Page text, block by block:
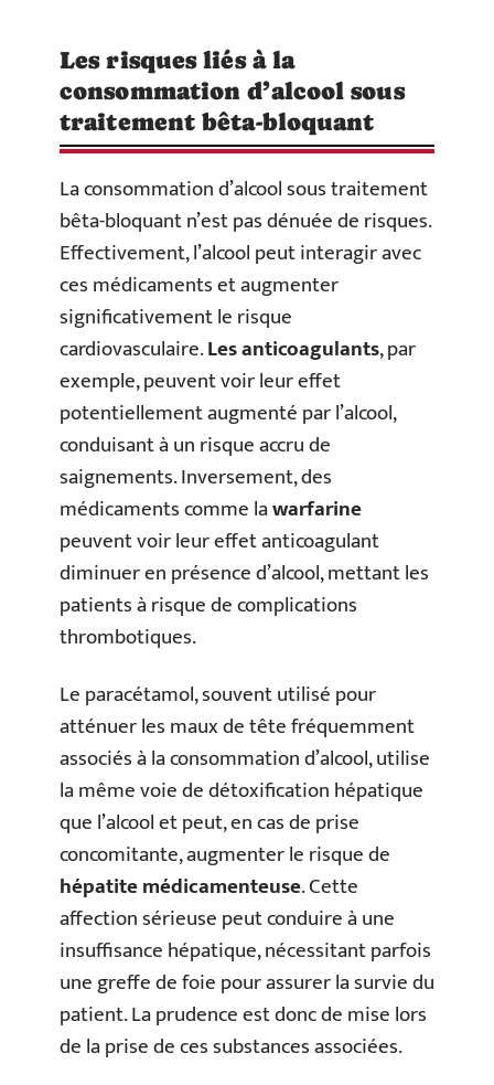
Les risques liés à la
consommation d’alcool sous
traitement bêta-bloquant
La consommation d’alcool sous traitement
bêta-bloquant n’est pas dénuée de risques.
Effectivement, l’alcool peut interagir avec
ces médicaments et augmenter
significativement le risque
cardiovasculaire.Les anticoagulants, par
exemple, peuvent voir leur effet
potentiellement augmenté par l’alcool,
conduisant à un risque accru de
saignements. Inversement, des
médicaments comme lawarfarine
peuvent voir leur effet anticoagulant
diminuer en présence d’alcool, mettant les
patients à risque de complications
thrombotiques.
Le paracétamol, souvent utilisé pour
atténuer les maux de tête fréquemment
associés à la consommation d’alcool, utilise
la même voie de détoxification hépatique
que l’alcool et peut, en cas de prise
concomitante, augmenter le risque de
hépatite médicamenteuse. Cette
affection sérieuse peut conduire à une
insuffisance hépatique, nécessitant parfois
une greffe de foie pour assurer la survie du
patient. La prudence est donc de mise lors
de la prise de ces substances associées.